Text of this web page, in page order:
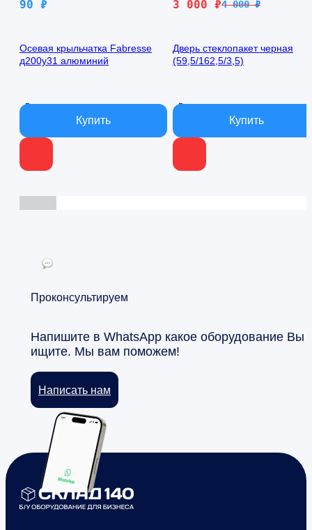
90 ₽
Осевая крыльчатка Fabresse
д200у31 алюминий
В наличии
4 000₽
Первоначальная
4
3 000 ₽
Текущая
000 ₽.
Дверь стеклопакет черная
(59,5/162,5/3,5)
В наличии
Проконсультируем
Напишите в WhatsApp какое оборудование Вы
ищите. Мы вам поможем!
Написать нам